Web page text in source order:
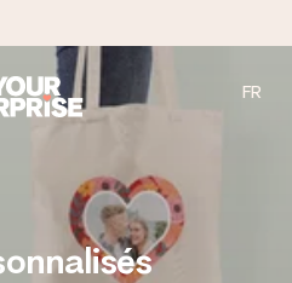
avec attention et l’envoyons
puissiez l’offrir au bon moment,
FR